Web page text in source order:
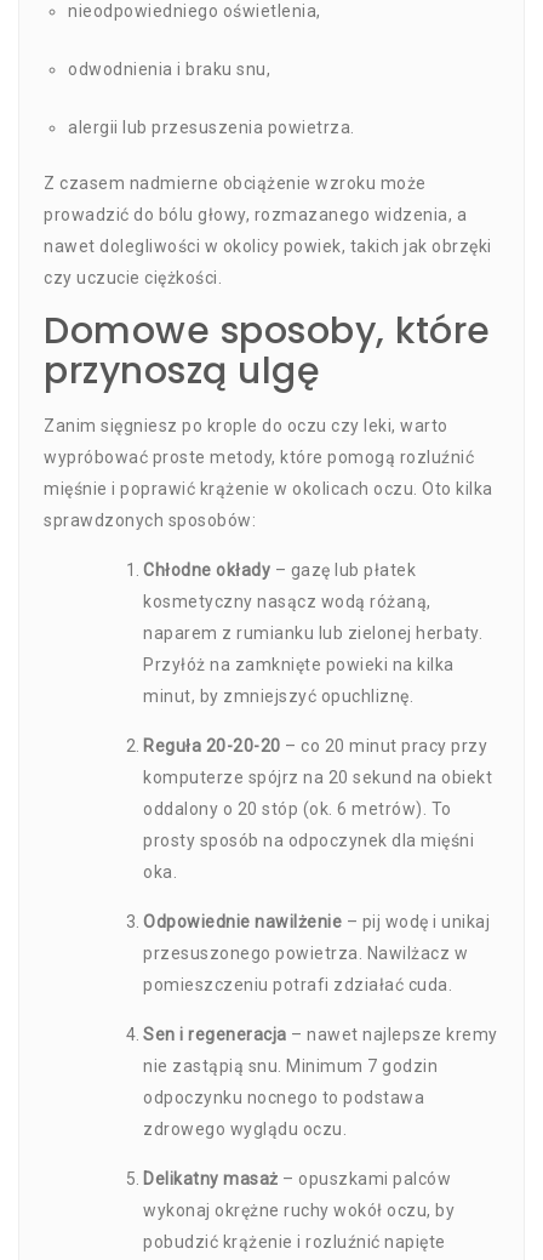
nieodpowiedniego oświetlenia,
odwodnienia i braku snu,
alergii lub przesuszenia powietrza.
Z czasem nadmierne obciążenie wzroku może
prowadzić do bólu głowy, rozmazanego widzenia, a
nawet dolegliwości w okolicy powiek, takich jak obrzęki
czy uczucie ciężkości.
Domowe sposoby, które
przynoszą ulgę
Zanim sięgniesz po krople do oczu czy leki, warto
wypróbować proste metody, które pomogą rozluźnić
mięśnie i poprawić krążenie w okolicach oczu. Oto kilka
sprawdzonych sposobów:
Chłodne okłady – gazę lub płatek
kosmetyczny nasącz wodą różaną,
naparem z rumianku lub zielonej herbaty.
Przyłóż na zamknięte powieki na kilka
minut, by zmniejszyć opuchliznę.
Reguła 20-20-20 – co 20 minut pracy przy
komputerze spójrz na 20 sekund na obiekt
oddalony o 20 stóp (ok. 6 metrów). To
prosty sposób na odpoczynek dla mięśni
oka.
Odpowiednie nawilżenie – pij wodę i unikaj
przesuszonego powietrza. Nawilżacz w
pomieszczeniu potrafi zdziałać cuda.
Sen i regeneracja – nawet najlepsze kremy
nie zastąpią snu. Minimum 7 godzin
odpoczynku nocnego to podstawa
zdrowego wyglądu oczu.
Delikatny masaż – opuszkami palców
wykonaj okrężne ruchy wokół oczu, by
pobudzić krążenie i rozluźnić napięte